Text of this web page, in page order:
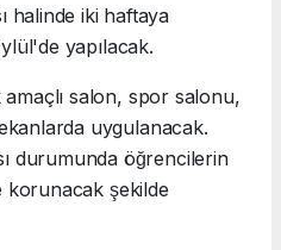
halinde iki haftaya
yapılacak.
salon, spor salonu,
uygulanacak.
durumunda öğrencilerin
korunacak şekilde